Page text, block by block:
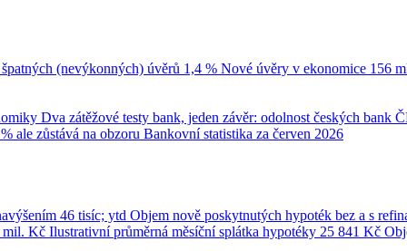
(nevýkonných) úvěrů 1,4 % Nové úvěry v ekonomice 156
Dva zátěžové testy bank, jeden závěr: odolnost českých bank
ale zůstává na obzoru Bankovní statistika za červen 2026
46 tisíc; ytd Objem nově poskytnutých hypoték bez a s
mil. Kč Ilustrativní průměrná měsíční splátka hypotéky 25 841 Kč